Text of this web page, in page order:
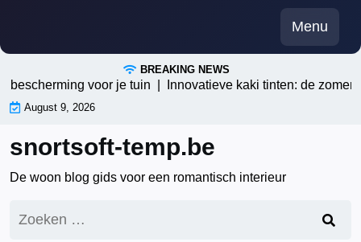
content
Menu
BREAKING NEWS
voor je tuin | Innovatieve kaki tinten: de zomertrend
August 9, 2026
snortsoft-temp.be
De woon blog gids voor een romantisch interieur
naar: